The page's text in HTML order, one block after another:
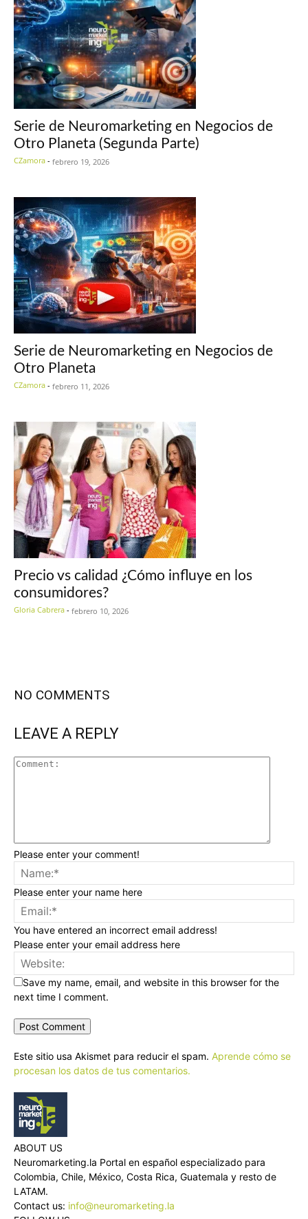
Serie de Neuromarketing en Negocios de
Otro Planeta (Segunda Parte)
CZamora - febrero 19, 2026
Serie de Neuromarketing en Negocios de
Otro Planeta
CZamora - febrero 11, 2026
Precio vs calidad ¿Cómo influye en los
consumidores?
Gloria Cabrera - febrero 10, 2026
NO COMMENTS
LEAVE A REPLY
Please enter your comment!
Please enter your name here
You have entered an incorrect email address!
Please enter your email address here
Save my name, email, and website in this browser for the
next time I comment.
Este sitio usa Akismet para reducir el spam. Aprende cómo se
procesan los datos de tus comentarios.
ABOUT US
Neuromarketing.la Portal en español especializado para
Colombia, Chile, México, Costa Rica, Guatemala y resto de
LATAM.
Contact us: info@neuromarketing.la